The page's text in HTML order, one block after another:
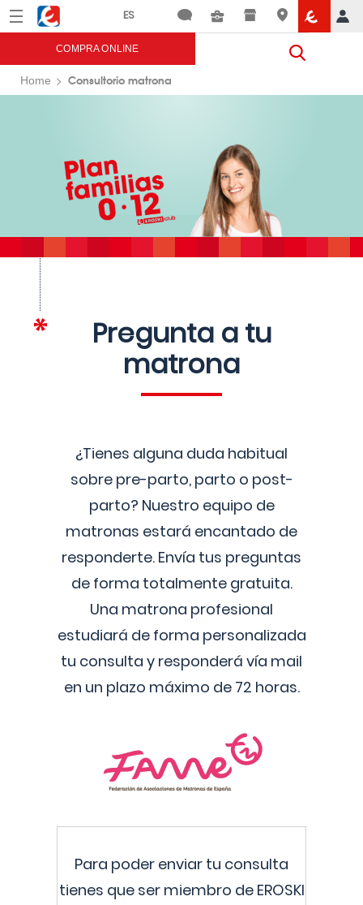
Menú Eroski
COMPRA ONLINE
Home Consultorio matrona
Pregunta a tu
matrona
¿Tienes alguna duda habitual
sobre pre-parto, parto o post-
parto? Nuestro equipo de
matronas estará encantado de
responderte. Envía tus preguntas
de forma totalmente gratuita.
Una matrona profesional
estudiará de forma personalizada
tu consulta y responderá vía mail
en un plazo máximo de 72 horas.
Para poder enviar tu consulta
tienes que ser miembro de EROSKI